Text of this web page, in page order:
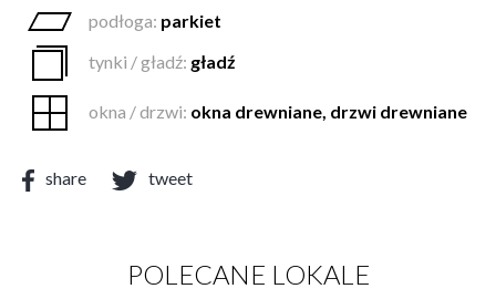
podłoga: parkiet
tynki / gładź: gładź
okna / drzwi: okna drewniane, drzwi drewniane
share tweet
POLECANE LOKALE